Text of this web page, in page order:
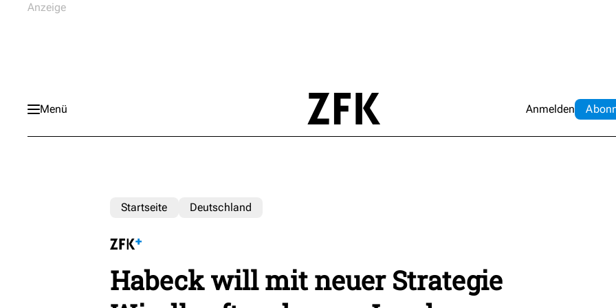
Menü Anmelden Abo
Startseite Deutschland
Habeck will mit neuer Strategie